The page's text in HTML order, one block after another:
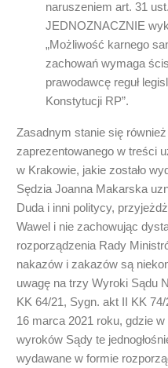
naruszeniem art. 31
JEDNOZNACZNIE
„Możliwość karnego
zachowań wymaga
prawodawcę reguł
Konstytucji RP”.
Zasadnym stanie się
zaprezentowanego w treści
w Krakowie, jakie zostało
Sędzia Joanna Makarska
Duda i inni politycy,
Wawel i nie zachowując
rozporządzenia Rady
nakazów i zakazów są
uwagę na trzy Wyroki Sądu
KK 64/21, Sygn. akt II KK
16 marca 2021 roku, gdzie
wyroków Sądy te
wydawane w formie